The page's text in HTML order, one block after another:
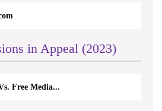
සභාව සහ කලුතර දිස්ත්‍රික්
in Appeal (2023)
Centre for Society and
in Public Interest